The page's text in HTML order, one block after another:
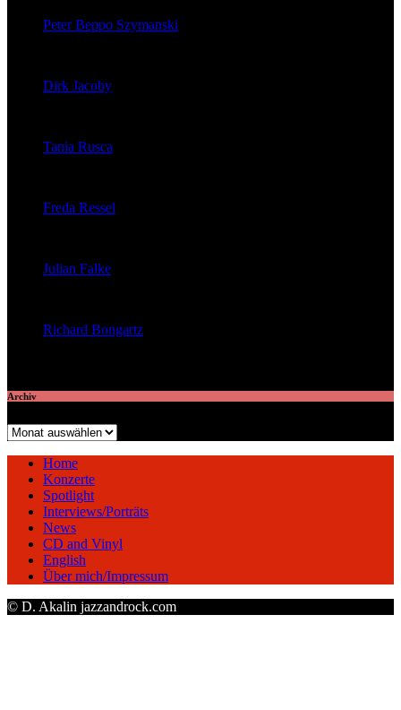
Peter Beppo Szymanski
Dirk Jacoby
Tania Rusca
Freda Ressel
Julian Falke
Richard Bongartz
Archiv
Archiv
Home
Konzerte
Spotlight
Interviews/Porträts
News
CD and Vinyl
English
Über mich/Impressum
© D. Akalin jazzandrock.com